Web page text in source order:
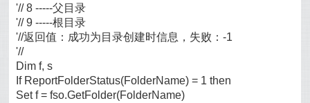
'// 8 -----父目录
'// 9 -----根目录
'//返回值：成功为目录创建时信息，失败：-1
'//
Dim f, s
If ReportFolderStatus(FolderName) = 1 then
Set f = fso.GetFolder(FolderName)